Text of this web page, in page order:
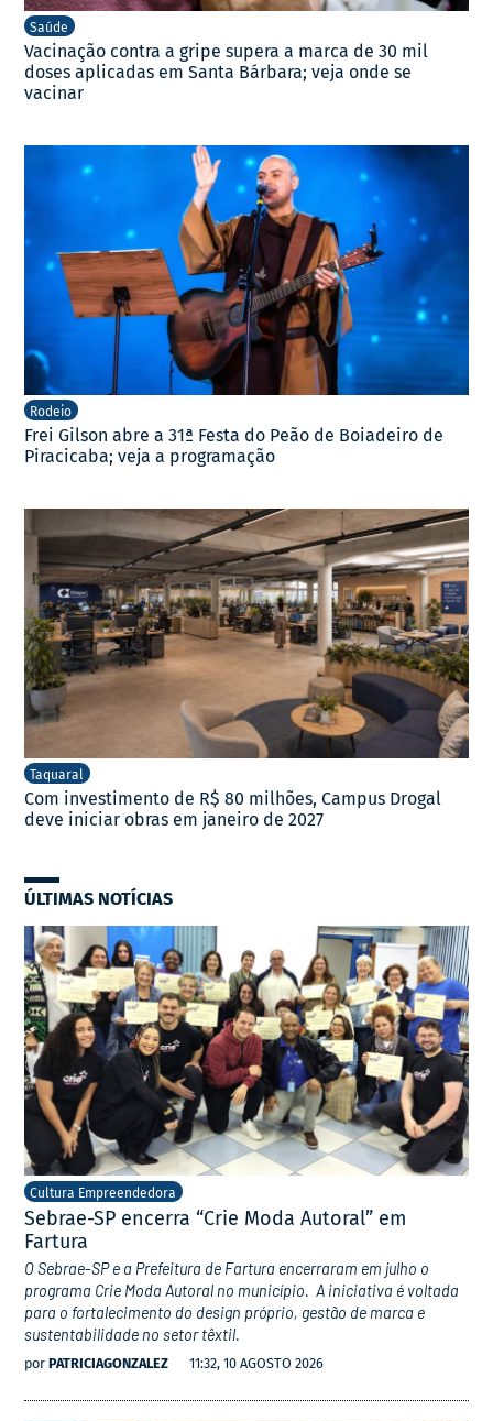
Saúde
Vacinação contra a gripe supera a marca de 30 mil
doses aplicadas em Santa Bárbara; veja onde se
vacinar
Rodeio
Frei Gilson abre a 31ª Festa do Peão de Boiadeiro de
Piracicaba; veja a programação
Taquaral
Com investimento de R$ 80 milhões, Campus Drogal
deve iniciar obras em janeiro de 2027
ÚLTIMAS NOTÍCIAS
Cultura Empreendedora
Sebrae-SP encerra “Crie Moda Autoral” em
Fartura
O Sebrae-SP e a Prefeitura de Fartura encerraram em julho o
programa Crie Moda Autoral no município. A iniciativa é voltada
para o fortalecimento do design próprio, gestão de marca e
sustentabilidade no setor têxtil.
por PATRICIAGONZALEZ 11:32, 10 AGOSTO 2026